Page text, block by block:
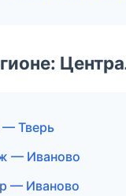
— Тверь
— Иваново
— Иваново